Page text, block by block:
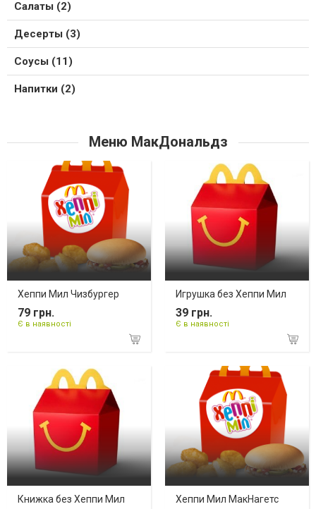
Салаты (2)
Десерты (3)
Соусы (11)
Напитки (2)
Меню МакДональдз
Хеппи Мил Чизбургер
79 грн.
Є в наявності
Игрушка без Хеппи Мил
39 грн.
Є в наявності
Книжка без Хеппи Мил Хеппи Мил МакНагетс